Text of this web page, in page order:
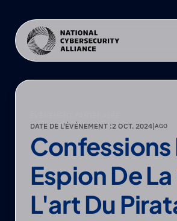
DATE DE L'ÉVÉNEMENT :2 OCT. 2024|AGO
Confessions
Espion De La
L'art Du